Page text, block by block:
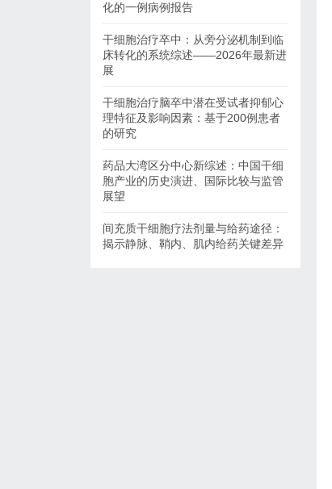
化的一例病例报告
干细胞治疗卒中：从旁分泌机制到临
床转化的系统综述——2026年最新进
展
干细胞治疗脑卒中潜在受试者抑郁心
理特征及影响因素：基于200例患者
的研究
药品大湾区分中心新综述：中国干细
胞产业的历史演进、国际比较与监管
展望
间充质干细胞疗法剂量与给药途径：
揭示静脉、鞘内、肌内给药关键差异